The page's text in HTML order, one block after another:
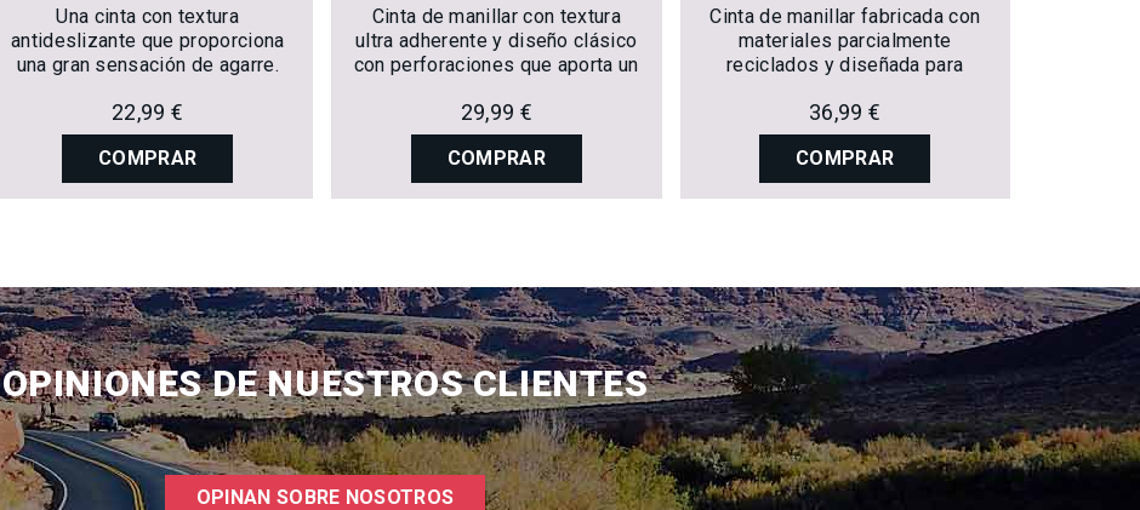
Una cinta con textura
antideslizante que proporciona
una gran sensación de agarre.
22,99 €
COMPRAR
Cinta de manillar con textura
ultra adherente y diseño clásico
con perforaciones que aporta un
carretera.
29,99 €
COMPRAR
Cinta de manillar fabricada con
materiales parcialmente
reciclados y diseñada para
cómoda, duradera y adherente.
36,99 €
COMPRAR
OPINIONES DE NUESTROS CLIENTES
OPINAN SOBRE NOSOTROS